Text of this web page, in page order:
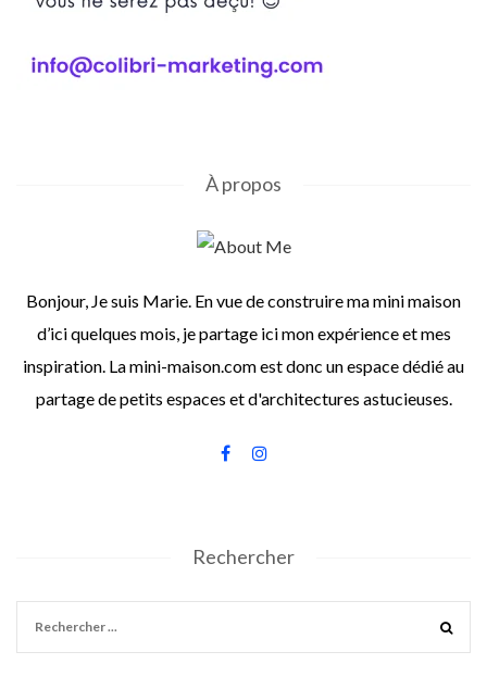
À propos
Bonjour, Je suis Marie. En vue de construire ma mini maison
d’ici quelques mois, je partage ici mon expérience et mes
inspiration. La mini-maison.com est donc un espace dédié au
partage de petits espaces et d'architectures astucieuses.
Rechercher